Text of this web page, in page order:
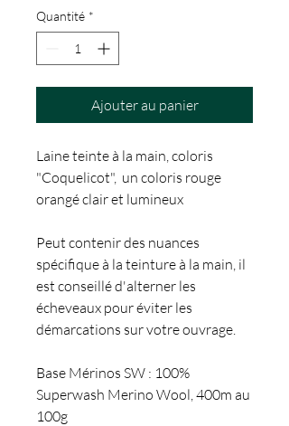
Quantité *
Ajouter au panier
Laine teinte à la main, coloris
"Coquelicot", un coloris rouge
orangé clair et lumineux
Peut contenir des nuances
spécifique à la teinture à la main, il
est conseillé d'alterner les
écheveaux pour éviter les
démarcations sur votre ouvrage.
Base Mérinos SW : 100%
Superwash Merino Wool, 400m au
100g